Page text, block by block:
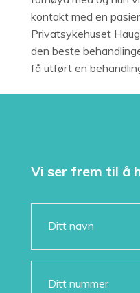
kontakt med en
Privatsykehuset
den beste
få utført en
Vi ser frem til å